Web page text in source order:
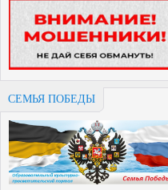
СЕМЬЯ ПОБЕДЫ